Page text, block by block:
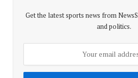
Get the latest sports news from
and politics.